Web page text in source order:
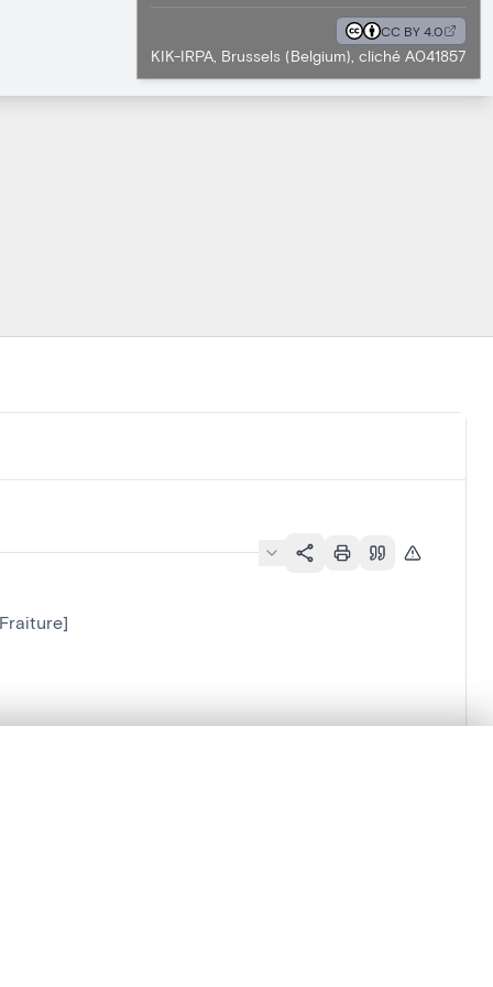
CC BY 4.0
KIK-IRPA, Brussels (Belgium), cliché A041857